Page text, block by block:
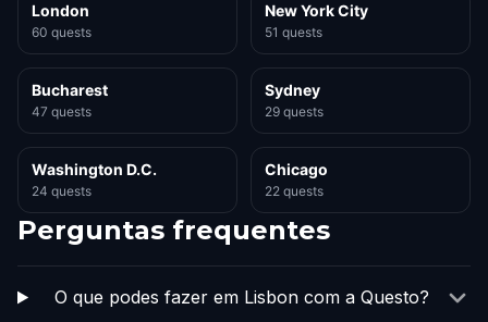
London
60 quests
New York City
51 quests
Bucharest
47 quests
Sydney
29 quests
Washington D.C.
24 quests
Chicago
22 quests
Perguntas frequentes
O que podes fazer em Lisbon com a Questo?